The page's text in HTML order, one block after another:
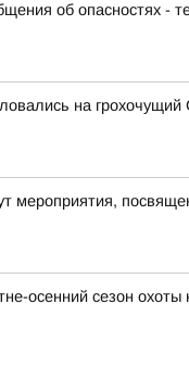
об опасностях -
на
мероприятия,
осенний сезон охоты